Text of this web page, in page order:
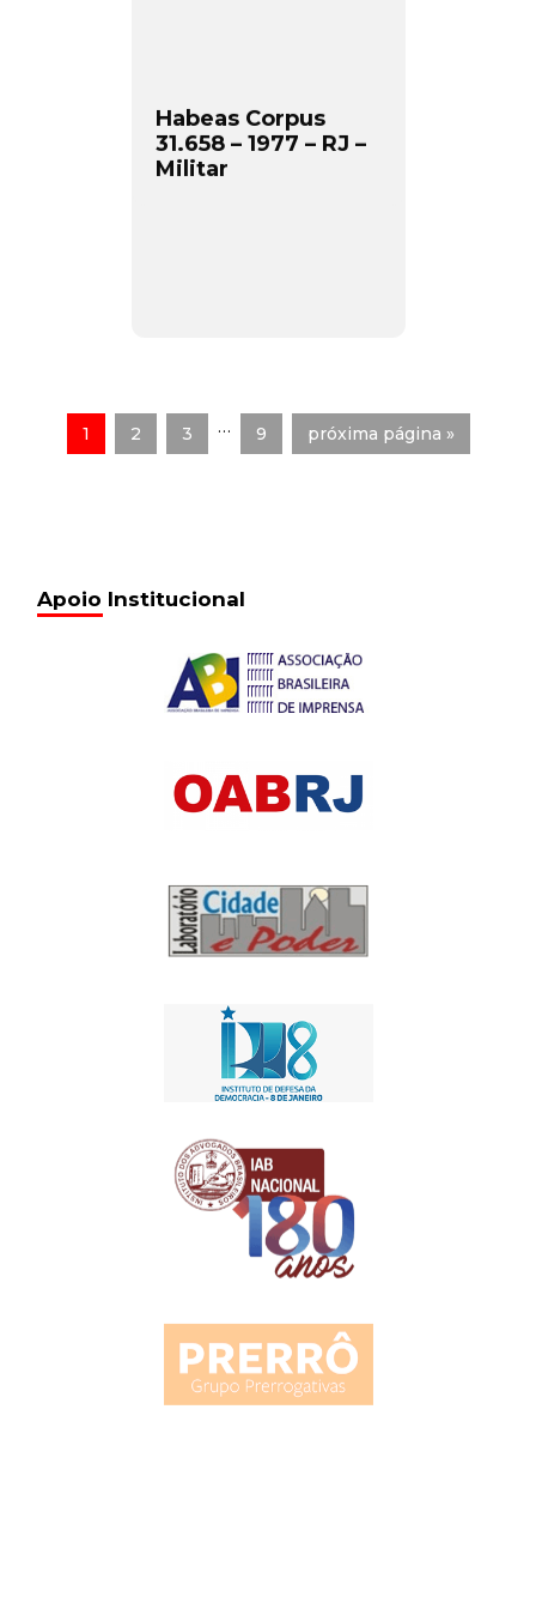
Habeas Corpus
31.658 – 1977 – RJ –
Militar
1 2 3 … 9 próxima página »
Apoio Institucional